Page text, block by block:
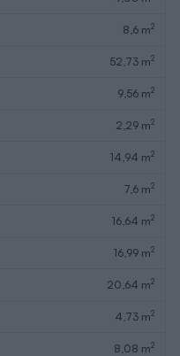
8,6 m2
52,73 m2
9,56 m2
2,29 m2
14,94 m2
7,6 m2
16,64 m2
16,99 m2
20,64 m2
4,73 m2
8,08 m2